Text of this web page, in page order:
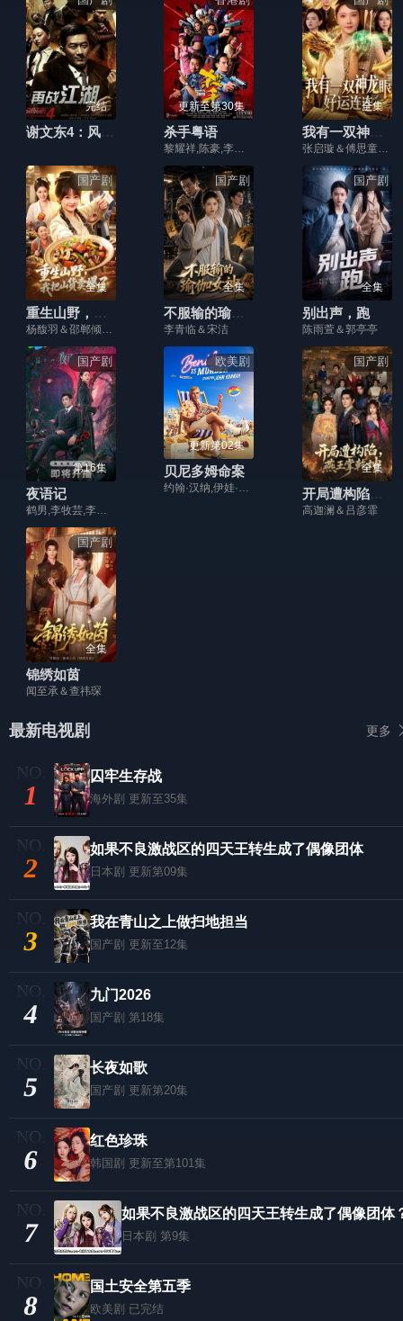
完结
谢文东4：风云再起之再战江湖
更新至第30集
杀手粤语
黎耀祥,陈豪,李佳芯,江美仪,龚嘉欣,高海宁,麦明诗,谢东闵,江嘉敏,郑子诚,孙慧雪,李成昌,樊亦敏,马海伦,谭嘉仪,吴业坤,韩马利,罗兰,戴耀明,何远东,邵卓尧,郑家生,杨证桦,欧瑞伟,林景程,陈嘉辉,伍富桥,周志康,李豪,卢峻峯,程浩駿,易智远,陈颍熙,易宇航,赖慰玲,魏惠文,林师杰
全集
我有一双神龙眼，好运连连
张启璇＆傅思童＆江路祺＆歌子
国产剧
全集
重生山野，我把山货卖爆了
杨馥羽＆邵郸倾＆江路祺
国产剧
全集
不服输的瑜伽女神
李青临＆宋洁
国产剧
全集
别出声，跑
陈雨萱＆郭亭亭
国产剧
第16集
夜语记
鹤男,李牧芸,李汶翰,李泊文,郭天祺,徐新驰,孙思凡
欧美剧
更新第02集
贝尼多姆命案
约翰·汉纳,伊娃·范·德·古奇特,艾伦·麦肯纳,阿里·哈迪曼,诺埃·塞贝尔,奥马尔·沙克尔,Tábata Cerezo,Carolina Bécquer,Samantha Power,艾妮安娜·卡布罗尔,伊恩·克宁汉,吉姆·英格利氏,Damian Schedler Cruz,Vaitiare Ramos
国产剧
全集
开局遭构陷，燕王掌乾坤
高迦澜＆吕彦霏
国产剧
全集
锦绣如茵
闻至承＆查祎琛
最新电视剧 更多
1
囚牢生存战
海外剧 更新至35集
2
如果不良激战区的四天王转生成了偶像团体
日本剧 更新第09集
3
我在青山之上做扫地担当
国产剧 更新至12集
4
九门2026
国产剧 第18集
5
长夜如歌
国产剧 更新第20集
6
红色珍珠
韩国剧 更新至第101集
7
如果不良激战区的四天王转生成了偶像团体
日本剧 第9集
8
国土安全第五季
欧美剧 已完结